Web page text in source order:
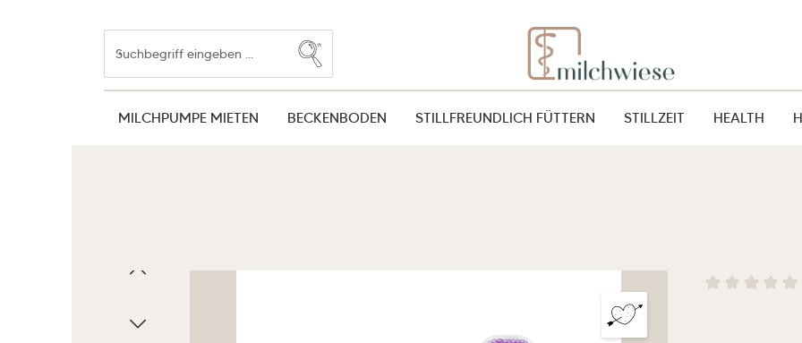
Zur Hauptnavigation springen
MILCHPUMPE MIETEN BECKENBODEN STILLFREUNDLICH FÜTTERN STILLZEIT HEALTH
Bildergalerie überspringen